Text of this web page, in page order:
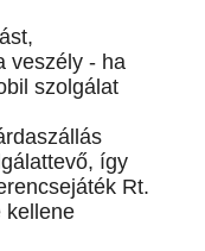
veszély - ha
szolgálat
így
Rt.
kellene